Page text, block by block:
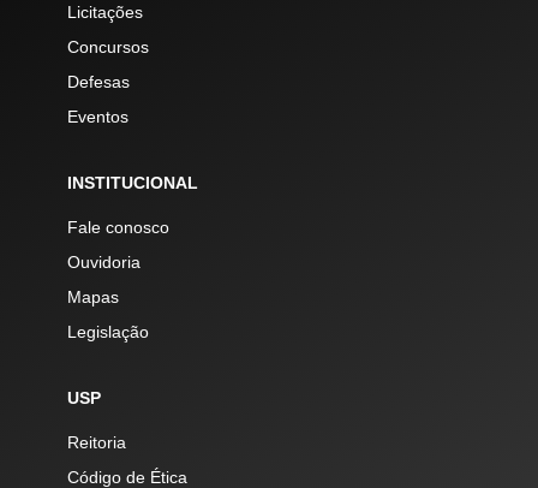
Licitações
Concursos
Defesas
Eventos
INSTITUCIONAL
Fale conosco
Ouvidoria
Mapas
Legislação
USP
Reitoria
Código de Ética